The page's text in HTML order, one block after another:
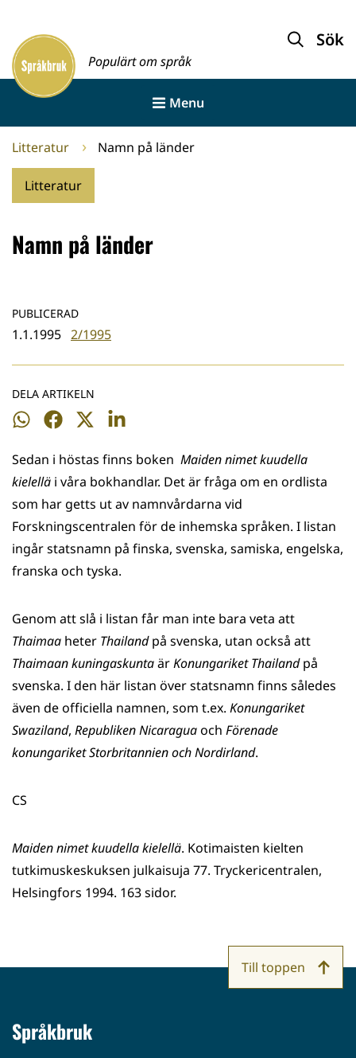
innehållet
Framsida
Populärt om språk
Sök
Menu
Litteratur Namn på länder
Litteratur
Namn på länder
PUBLICERAD
1.1.1995 2/1995
DELA ARTIKELN
Dela
WhatsApp
Dela
Facebook
Dela
Twitter
Dela
LinkedIn
Sedan i höstas finns boken Maiden nimet kuudella
kielellä i våra bokhandlar. Det är fråga om en ordlista
som har getts ut av namnvårdarna vid
Forskningscentralen för de inhemska språken. I listan
ingår statsnamn på finska, svenska, samiska, engelska,
franska och tyska.
Genom att slå i listan får man inte bara veta att
Thaimaa heter Thailandpå svenska, utan också att
Thaimaan kuningaskuntaärKonungariket Thailandpå
svenska. I den här listan över statsnamn finns således
även de officiella namnen, som t.ex. Konungariket
Swaziland, Republiken Nicaraguaoch Förenade
konungariket Storbritannien och Nordirland.
CS
Maiden nimet kuudella kielellä. Kotimaisten kielten
tutkimuskeskuksen julkaisuja 77. Tryckericentralen,
Helsingfors 1994. 163 sidor.
Språkbruk
Till toppen